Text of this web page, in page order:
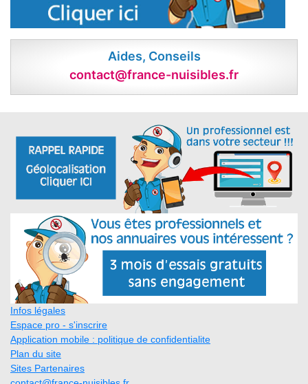
Aides, Conseils
contact@france-nuisibles.fr
Infos légales
Espace pro - s'inscrire
Application mobile : politique de confidentialite
Plan du site
Sites Partenaires